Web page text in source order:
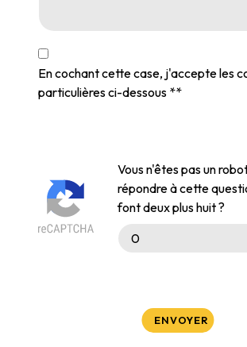
En cochant cette case, j'accepte les
particulières ci-dessous **
Vous n'êtes pas un
répondre à cette
font deux plus huit ?
ENVOYER